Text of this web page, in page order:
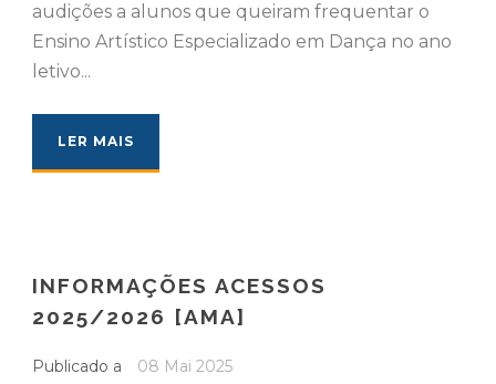
audições a alunos que queiram frequentar o
Ensino Artístico Especializado em Dança no ano
letivo...
LER MAIS
INFORMAÇÕES ACESSOS
2025/2026 [AMA]
Publicado a
08 Mai 2025